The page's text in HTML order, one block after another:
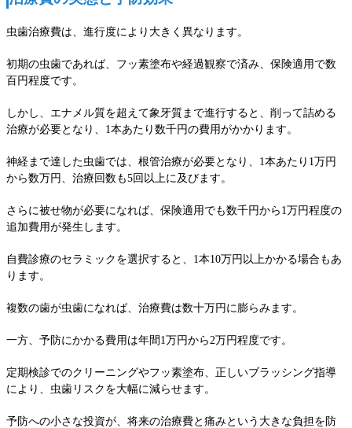
虫歯治療費は、進行度により大きく異なります。
初期の虫歯であれば、フッ素塗布や経過観察で済み、保険適用で数
百円程度です。
しかし、エナメル質を超えて象牙質まで進行すると、削って詰める
治療が必要となり、1本あたり数千円の費用がかかります。
神経まで達した虫歯では、根管治療が必要となり、1本あたり1万円
から数万円、治療回数も5回以上に及びます。
さらに被せ物が必要になれば、保険適用でも数千円から1万円程度の
追加費用が発生します。
自費診療のセラミックを選択すると、1本10万円以上かかる場合もあ
ります。
複数の歯が虫歯になれば、治療費は数十万円に膨らみます。
一方、予防にかかる費用は年間1万円から2万円程度です。
定期検診でのクリーニングやフッ素塗布、正しいブラッシング指導
により、虫歯リスクを大幅に減らせます。
予防への小さな投資が、将来の治療費と痛みという大きな負担を防